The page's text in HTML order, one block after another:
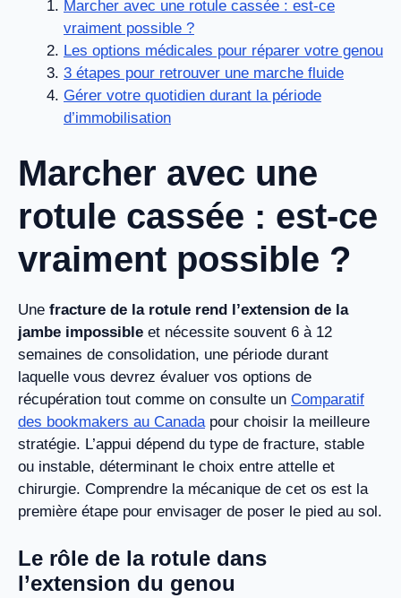
Marcher avec une rotule cassée : est-ce
vraiment possible ?
Les options médicales pour réparer votre genou
3 étapes pour retrouver une marche fluide
Gérer votre quotidien durant la période
d’immobilisation
Marcher avec une
rotule cassée : est-ce
vraiment possible ?
Une fracture de la rotule rend l’extension de la
jambe impossible et nécessite souvent 6 à 12
semaines de consolidation, une période durant
laquelle vous devrez évaluer vos options de
récupération tout comme on consulte un Comparatif
des bookmakers au Canadapour choisir la meilleure
stratégie. L’appui dépend du type de fracture, stable
ou instable, déterminant le choix entre attelle et
chirurgie. Comprendre la mécanique de cet os est la
première étape pour envisager de poser le pied au sol.
Le rôle de la rotule dans
l’extension du genou